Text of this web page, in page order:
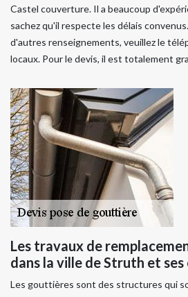
Castel couverture. Il a beaucoup
sachez qu'il respecte les délais
d'autres renseignements, veuillez le
locaux. Pour le devis, il est totalement
Les travaux de
dans la ville de Struth et
Les gouttières sont des structures qui